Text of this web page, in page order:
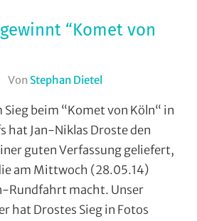
“Komet von
Von Stephan Dietel
Fotos ,
Multimedia
RSG
Gießen
und
Wieseck,
beim “Komet von Köln“ in
hat Jan-Niklas Droste den
guten Verfassung geliefert,
am Mittwoch (28.05.14)
Rundfahrt macht. Unser
hat Drostes Sieg in Fotos